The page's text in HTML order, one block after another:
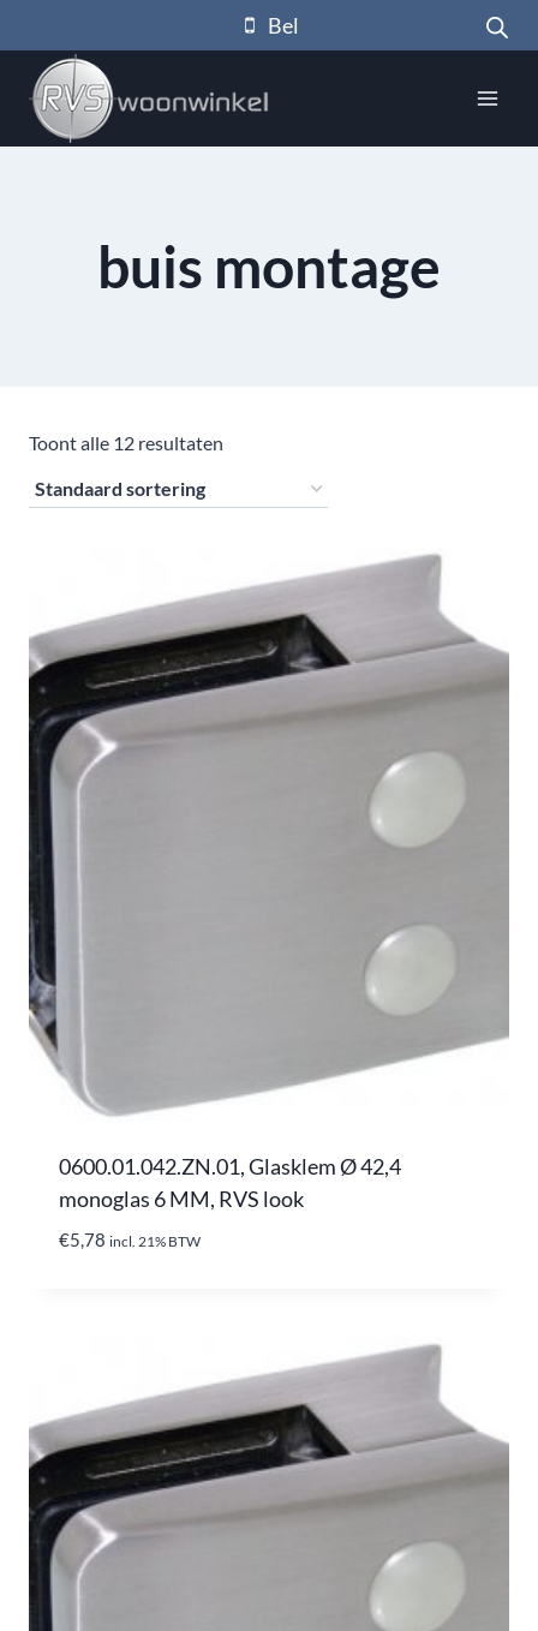
naar
inhoud
Bel
buis montage
Toont alle 12 resultaten
0600.01.042.ZN.01, Glasklem Ø 42,4
monoglas 6 MM, RVS look
€5,78 incl. 21% BTW